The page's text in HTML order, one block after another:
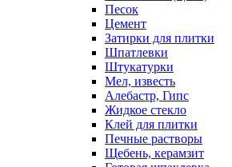
Песок
Цемент
Затирки для плитки
Шпатлевки
Штукатурки
Мел, известь
Алебастр, Гипс
Жидкое стекло
Клей для плитки
Печные растворы
Щебень, керамзит